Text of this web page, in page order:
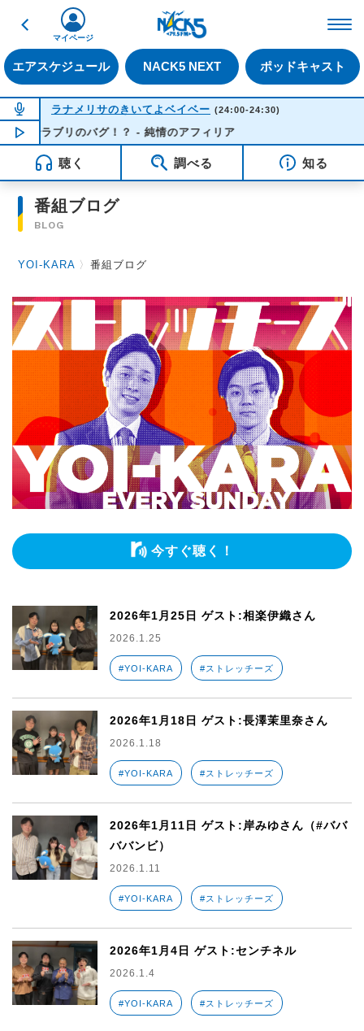
戻る
エアスケジュール NACK5 NEXT ポッドキャスト
マイページ
NOW ON AIR
ラナメリサのきいてよベイベー (24:00-24:30)
NOW PLAYING 23:57
でラブリのバグ！？ - 純情のアフィリア
聴く 調べる 知る
番組ブログ
BLOG
YOI-KARA 〉番組ブログ
今すぐ聴く！
2026年1月25日 ゲスト:相楽伊織さん
2026.1.25
#YOI-KARA #ストレッチーズ
2026年1月18日 ゲスト:長澤茉里奈さん
2026.1.18
#YOI-KARA #ストレッチーズ
2026年1月11日 ゲスト:岸みゆさん（#ババ
ババンビ）
2026.1.11
#YOI-KARA #ストレッチーズ
2026年1月4日 ゲスト:センチネル
2026.1.4
#YOI-KARA #ストレッチーズ